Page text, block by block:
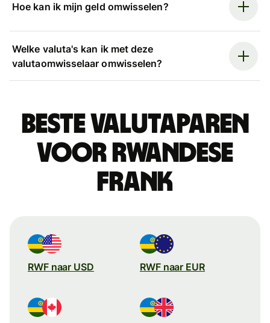
Hoe kan ik mijn geld omwisselen?
Welke valuta's kan ik met deze
valutaomwisselaar omwisselen?
Beste valutaparen
voor Rwandese
frank
RWF naar USD RWF naar EUR